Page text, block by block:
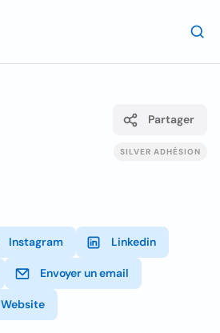
SILVER ADHÉSION
Partager
Instagram Linkedin
Envoyer un email
Website